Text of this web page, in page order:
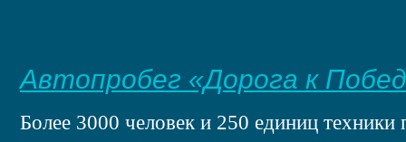
Автопробег «Дорога к
Более 3000 человек и 250 единиц техники